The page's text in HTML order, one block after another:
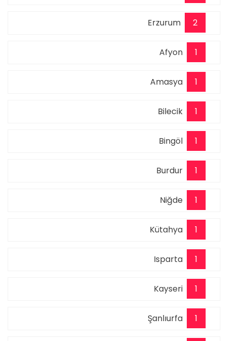
Erzurum 2
Afyon 1
Amasya 1
Bilecik 1
Bingöl 1
Burdur 1
Niğde 1
Kütahya 1
Isparta 1
Kayseri 1
Şanlıurfa 1